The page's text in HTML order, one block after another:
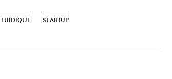
STARTUP